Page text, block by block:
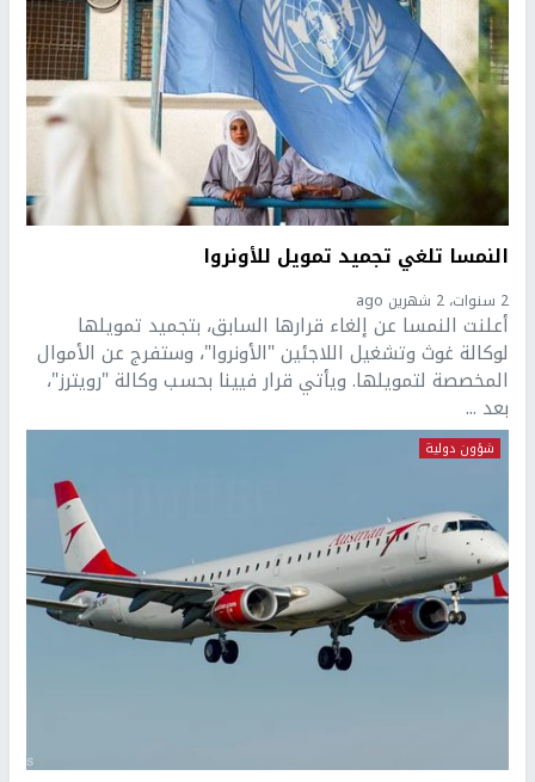
النمسا تلغي تجميد تمويل للأونروا
2 سنوات، 2 شهرين ago
أعلنت النمسا عن إلغاء قرارها السابق، بتجميد تمويلها
لوكالة غوث وتشغيل اللاجئين "الأونروا"، وستفرج عن الأموال
المخصصة لتمويلها. ويأتي قرار فيينا بحسب وكالة "رويترز"،
بعد ...
شؤون دولية